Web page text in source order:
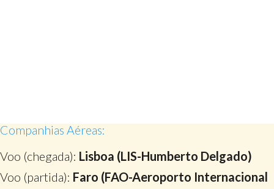
Companhias Aéreas:
Voo (chegada): Lisboa (LIS-Humberto Delgado)
Voo (partida): Faro (FAO-Aeroporto Internacional